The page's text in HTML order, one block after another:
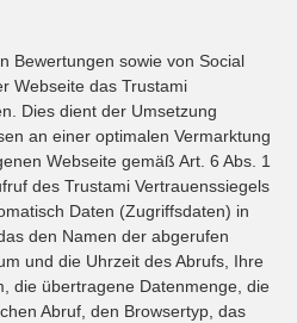
Bewertungen sowie von Social
Webseite das Trustami
Dies dient der Umsetzung
an einer optimalen Vermarktung
Webseite gemäß Art. 6 Abs. 1
des Trustami Vertrauenssiegels
Daten (Zugriffsdaten) in
den Namen der abgerufen
und die Uhrzeit des Abrufs, Ihre
die übertragene Datenmenge, die
Abruf, den Browsertyp, das